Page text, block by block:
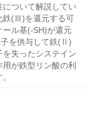
ついて解説してい
鉄(Ⅲ)を還元する可
ール基(-SH)が還元
を供与して鉄(Ⅱ)
失ったシステイン
が鉄型リン酸の利